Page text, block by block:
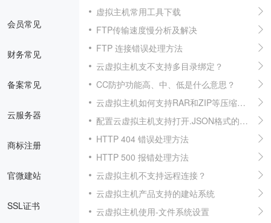
会员常见
财务常见
备案常见
云服务器
商标注册
官微建站
SSL证书
虚拟主机常用工具下载
FTP传输速度慢分析及解决
FTP 连接错误处理方法
云虚拟主机支不支持多目录绑定？
CC防护功能高、中、低是什么意思？
云虚拟主机如何支持RAR和ZIP等压缩文件下载
配置云虚拟主机支持打开.JSON格式的文件
HTTP 404 错误处理方法
HTTP 500 报错处理方法
云虚拟主机不支持远程连接？
云虚拟主机产品支持的建站系统
云虚拟主机使用-文件系统设置